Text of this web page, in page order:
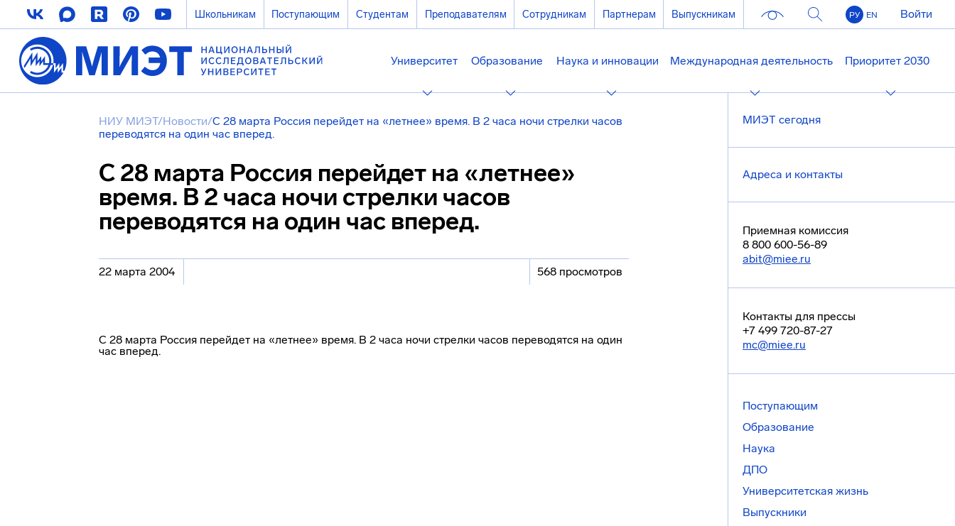
Школьникам Поступающим Студентам Преподавателям Сотрудникам Партнерам Выпускникам РУ EN Войти
Университет Образование Наука и инновации Международная деятельность Приоритет 2030
НИУ МИЭТ/Новости/С 28 марта Россия перейдет на «летнее» время. В 2 часа ночи стрелки часов
переводятся на один час вперед.
С 28 марта Россия перейдет на «летнее»
время. В 2 часа ночи стрелки часов
переводятся на один час вперед.
22 марта 2004 568 просмотров
С 28 марта Россия перейдет на «летнее» время. В 2 часа ночи стрелки часов переводятся на один
час вперед.
МИЭТ сегодня
Адреса и контакты
Приемная комиссия
8 800 600-56-89
abit@miee.ru
Контакты для прессы
+7 499 720-87-27
mc@miee.ru
Поступающим
Образование
Наука
ДПО
Университетская жизнь
Выпускники